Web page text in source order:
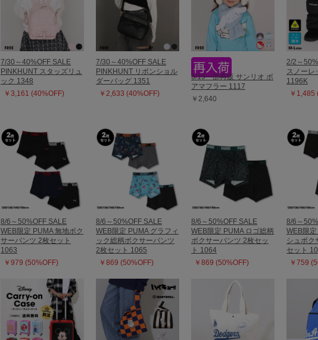
7/30～40%OFF SALE
PINKHUNT スタッズリュ
ック 1348
￥3,161 (40%OFF)
7/30～40%OFF SALE
PINKHUNT リボンショル
ダーバッグ 1351
￥2,633 (40%OFF)
6/19一部再販 サンリオ ボ
アマフラー 1117
￥2,640
2/2～
スノーレ
1196K
￥1,485
8/6～50%OFF SALE
WEB限定 PUMA 無地ボク
サーパンツ 2枚セット
1063
￥979 (50%OFF)
8/6～50%OFF SALE
WEB限定 PUMA グラフィ
ック総柄ボクサーパンツ
2枚セット 1065
￥869 (50%OFF)
8/6～50%OFF SALE
WEB限定 PUMA ロゴ総柄
ボクサーパンツ 2枚セッ
ト 1064
￥869 (50%OFF)
8/6～
WEB限
シュボク
セット
￥759